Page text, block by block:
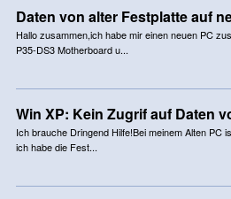
Daten von alter Festplatte auf
Hallo zusammen,ich habe mir einen neuen PC
P35-DS3 Motherboard u...
Win XP: Kein Zugrif auf Daten
Ich brauche Dringend Hilfe!Bei meinem Alten PC
ich habe die Fest...